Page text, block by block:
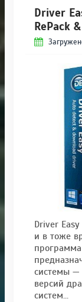
Driver
RePack
Driver
и в тоже
системы —
версий
систем...